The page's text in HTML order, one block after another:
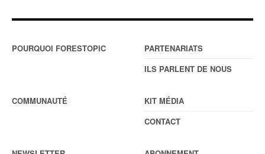
POURQUOI FORESTOPIC
PARTENARIATS
ILS PARLENT DE NOUS
COMMUNAUTÉ
KIT MÉDIA
CONTACT